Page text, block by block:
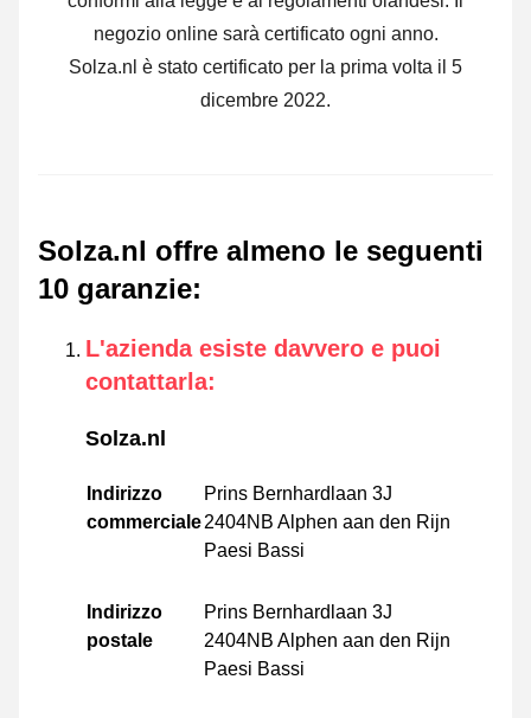
negozio online sarà certificato ogni anno.
Solza.nl è stato certificato per la prima volta il 5
dicembre 2022.
Solza.nl offre almeno le seguenti
10 garanzie:
L'azienda esiste davvero e puoi
contattarla:
Solza.nl
Indirizzo
commerciale
Prins Bernhardlaan 3J
2404NB Alphen aan den Rijn
Paesi Bassi
Indirizzo
postale
Prins Bernhardlaan 3J
2404NB Alphen aan den Rijn
Paesi Bassi